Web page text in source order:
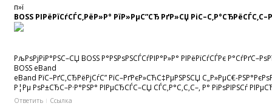
п»ї
BOSS РІРёРїСѓСЃС‚РёР»Р° РїР»РµС”СЂ РґР»СЏ
РљРѕРјРїР°РЅС–СЏ BOSS Р°РЅРѕРЅСЃСѓРІР°Р»Р° РІРёРїСѓСЃРє
BOSS eBand
eBand РїС–РґС‚СЂРёРјСѓС” РїС–РґРєР»СЋС‡РµРЅРЅСЏ С„Р»РµС€-
Р¦Рµ РѕР±СЂС–Р·Р°РЅР° РІРµСЂСЃС–СЏ СЃС‚Р°С‚С‚С–, Р° РїРѕРІРЅСѓ
Ответить Ссылка